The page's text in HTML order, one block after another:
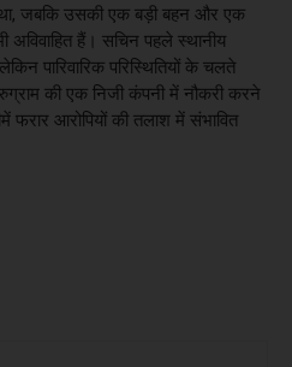
जबकि उसकी एक बड़ी बहन और एक
अविवाहित हैं। सचिन पहले स्थानीय
पारिवारिक परिस्थितियों के चलते
की एक निजी कंपनी में नौकरी करने
आरोपियों की तलाश में संभावित